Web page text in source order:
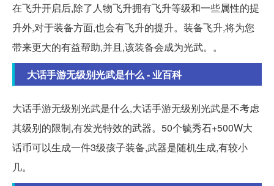
在飞升开启后,除了人物飞升拥有飞升等级和一些属性的提
升外,对于装备方面,也会有飞升的提升。装备飞升,将为您
带来更大的有益帮助,并且,该装备会成为光武。。
大话手游无级别光武是什么 - 业百科
大话手游无级别光武是什么,大话手游无级别光武是不考虑
其级别的限制,有发光特效的武器。50个毓秀石+500W大
话币可以生成一件3级孩子装备,武器是随机生成,有较小
几。